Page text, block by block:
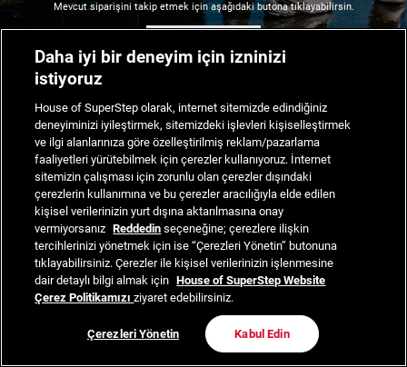
Mevcut siparişini takip etmek için aşağıdaki butona tıklayabilirsin.
Daha iyi bir deneyim için izninizi
istiyoruz
House of SuperStep olarak, internet sitemizde edindiğiniz
deneyiminizi iyileştirmek, sitemizdeki işlevleri kişiselleştirmek
ve ilgi alanlarınıza göre özelleştirilmiş reklam/pazarlama
faaliyetleri yürütebilmek için çerezler kullanıyoruz. İnternet
sitemizin çalışması için zorunlu olan çerezler dışındaki
çerezlerin kullanımına ve bu çerezler aracılığıyla elde edilen
kişisel verilerinizin yurt dışına aktarılmasına onay
vermiyorsanız Reddedin seçeneğine; çerezlere ilişkin
tercihlerinizi yönetmek için ise “Çerezleri Yönetin” butonuna
tıklayabilirsiniz. Çerezler ile kişisel verilerinizin işlenmesine
dair detaylı bilgi almak için House of SuperStep Website
Çerez Politikamızıziyaret edebilirsiniz.
Çerezleri Yönetin Kabul Edin